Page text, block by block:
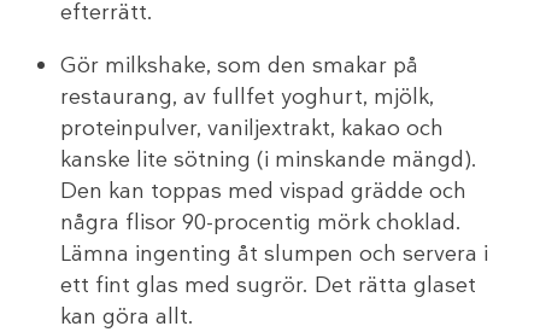
efterrätt.
Gör milkshake, som den smakar på
restaurang, av fullfet yoghurt, mjölk,
proteinpulver, vaniljextrakt, kakao och
kanske lite sötning (i minskande mängd).
Den kan toppas med vispad grädde och
några flisor 90-procentig mörk choklad.
Lämna ingenting åt slumpen och servera i
ett fint glas med sugrör. Det rätta glaset
kan göra allt.